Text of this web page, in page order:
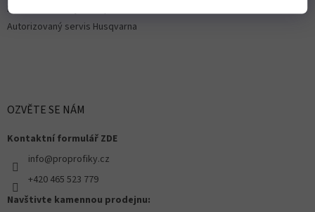
Předváděcí stroje Husqvarna
Autorizovaný servis Husqvarna
OZVĚTE SE NÁM
Kontaktní formulář ZDE
info@proprofiky.cz
+420 465 523 779
Navštivte kamennou prodejnu: